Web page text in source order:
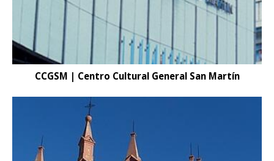
CCGSM | Centro Cultural General San Martín